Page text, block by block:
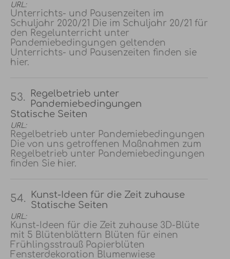
URL:
Unterrichts- und Pausenzeiten im
Schuljahr 2020/21 Die im Schuljahr 20/21 für
den Regelunterricht unter
Pandemiebedingungen geltenden
Unterrichts- und Pausenzeiten finden sie
hier.
53.
Regelbetrieb unter
Pandemiebedingungen
Statische Seiten
URL:
Regelbetrieb unter Pandemiebedingungen
Die von uns getroffenen Maßnahmen zum
Regelbetrieb unter Pandemiebedingungen
finden Sie hier.
54.
Kunst-Ideen für die Zeit zuhause
Statische Seiten
URL:
Kunst-Ideen für die Zeit zuhause 3D-Blüte
mit 5 Blütenblättern Blüten für einen
Frühlingsstrauß Papierblüten
Fensterdekoration Blumenwiese